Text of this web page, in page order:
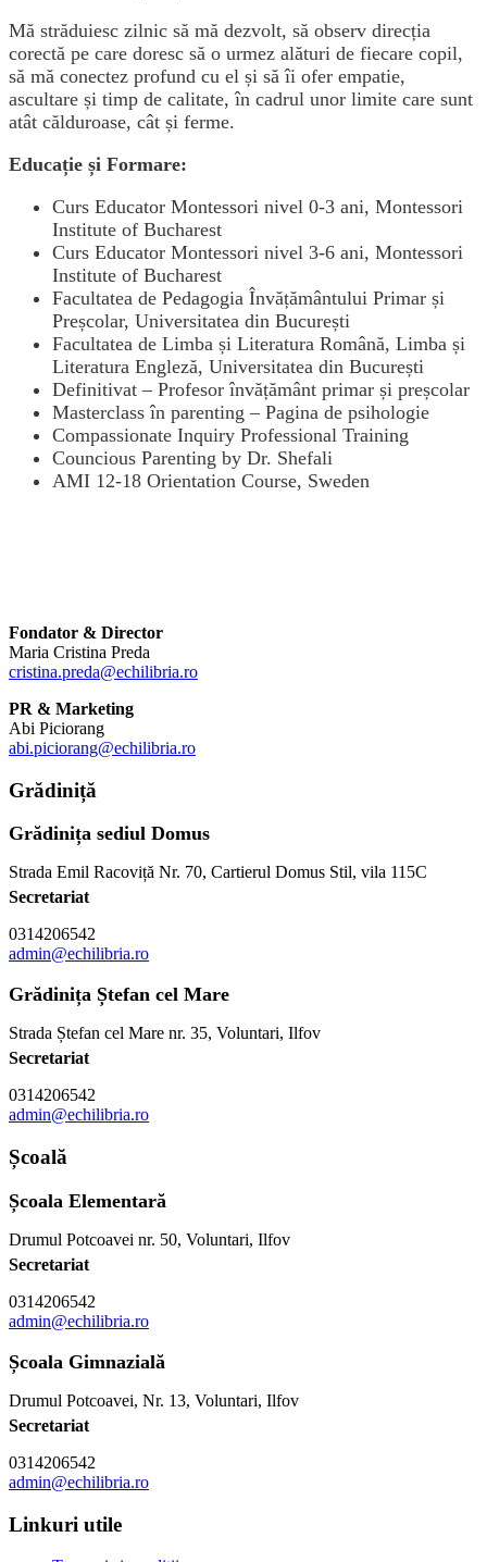
Mă străduiesc zilnic să mă dezvolt, să observ direcția
corectă pe care doresc să o urmez alături de fiecare copil,
să mă conectez profund cu el și să îi ofer empatie,
ascultare și timp de calitate, în cadrul unor limite care sunt
atât călduroase, cât și ferme.
Educație și Formare:
Curs Educator Montessori nivel 0-3 ani, Montessori
Institute of Bucharest
Curs Educator Montessori nivel 3-6 ani, Montessori
Institute of Bucharest
Facultatea de Pedagogia Învățământului Primar și
Preșcolar, Universitatea din București
Facultatea de Limba și Literatura Română, Limba și
Literatura Engleză, Universitatea din București
Definitivat – Profesor învățământ primar și preșcolar
Masterclass în parenting – Pagina de psihologie
Compassionate Inquiry Professional Training
Councious Parenting by Dr. Shefali
AMI 12-18 Orientation Course, Sweden
Fondator & Director
Maria Cristina Preda
cristina.preda@echilibria.ro
PR & Marketing
Abi Piciorang
abi.piciorang@echilibria.ro
Grădiniță
Grădinița sediul Domus
Strada Emil Racoviță Nr. 70, Cartierul Domus Stil, vila 115C
Secretariat
0314206542
admin@echilibria.ro
Grădinița Ștefan cel Mare
Strada Ștefan cel Mare nr. 35, Voluntari, Ilfov
Secretariat
0314206542
admin@echilibria.ro
Școală
Școala Elementară
Drumul Potcoavei nr. 50, Voluntari, Ilfov
Secretariat
0314206542
admin@echilibria.ro
Școala Gimnazială
Drumul Potcoavei, Nr. 13, Voluntari, Ilfov
Secretariat
0314206542
admin@echilibria.ro
Linkuri utile